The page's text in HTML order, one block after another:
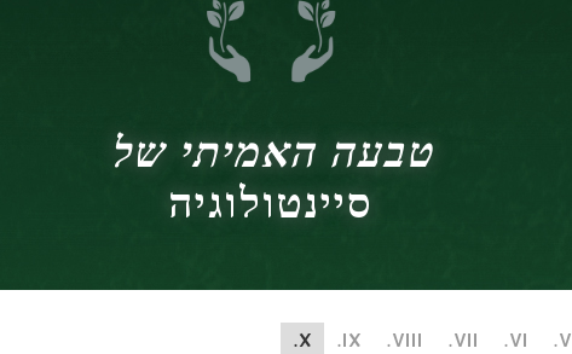
טבעה האמיתי של
סיינטולוגיה
V.
VI.
VII.
VIII.
IX.
X.